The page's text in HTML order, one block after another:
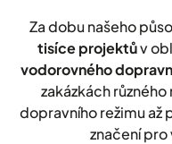
Za dobu našeho
tisíce projektův
vodorovného
zakázkách
dopravního režimu až
značení